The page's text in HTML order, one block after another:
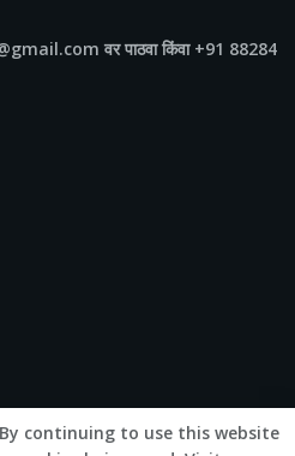
वर पाठवा किंवा +91 88284
continuing to use this website